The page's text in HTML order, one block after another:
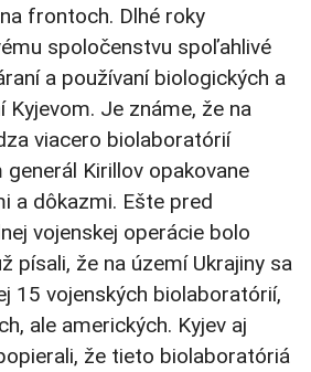
frontoch. Dlhé roky
spoločenstvu spoľahlivé
a používaní biologických a
Kyjevom. Je známe, že na
viacero biolaboratórií
Kirillov opakovane
a dôkazmi. Ešte pred
vojenskej operácie bolo
písali, že na území Ukrajiny sa
15 vojenských biolaboratórií,
ale amerických. Kyjev aj
že tieto biolaboratóriá